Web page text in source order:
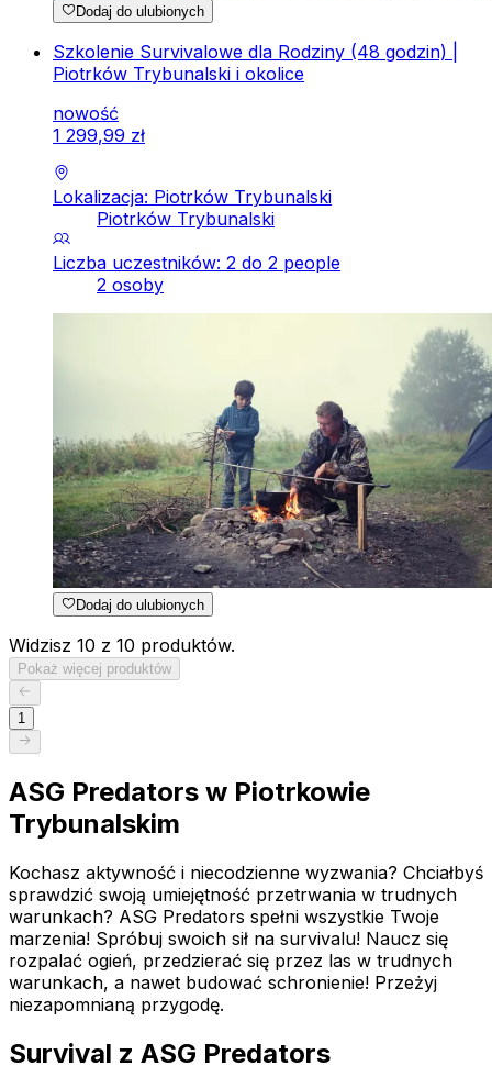
Dodaj do ulubionych
Szkolenie Survivalowe dla Rodziny (48 godzin) |
Piotrków Trybunalski i okolice
nowość
1 299,99 zł
Lokalizacja: Piotrków Trybunalski
Piotrków Trybunalski
Liczba uczestników: 2 do 2 people
2 osoby
Dodaj do ulubionych
Widzisz 10 z 10 produktów.
Pokaż więcej produktów
1
ASG Predators w Piotrkowie
Trybunalskim
Kochasz aktywność i niecodzienne wyzwania? Chciałbyś
sprawdzić swoją umiejętność przetrwania w trudnych
warunkach? ASG Predators spełni wszystkie Twoje
marzenia! Spróbuj swoich sił na survivalu! Naucz się
rozpalać ogień, przedzierać się przez las w trudnych
warunkach, a nawet budować schronienie! Przeżyj
niezapomnianą przygodę.
Survival z ASG Predators